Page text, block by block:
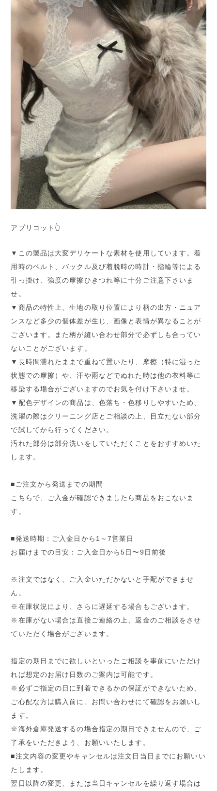
アプリコット👆
▼この製品は大変デリケートな素材を使用しています。着
用時のベルト、バックル及び着脱時の時計・指輪等による
引っ掛け、強度の摩擦ひきつれ等に十分ご注意下さいま
せ。
▼商品の特性上、生地の取り位置により柄の出方・ニュア
ンスなど多少の個体差が生じ、画像と表情が異なることが
ございます。また柄が縫い合わせ部分で必ずしも合ってい
ないことがございます。
▼長時間濡れたままで重ねて置いたり、摩擦（特に湿った
状態での摩擦）や、汗や雨などでぬれた時は他の衣料等に
移染する場合がございますのでお気を付け下さいませ。
▼配色デザインの商品は、色落ち・色移りしやすいため、
洗濯の際はクリーニング店とご相談の上、目立たない部分
で試してから行ってください。
汚れた部分は部分洗いをしていただくことをおすすめいた
します。
■ご注文から発送までの期間
こちらで、ご入金が確認できましたら商品をおこないま
す。
■発送時期：ご入金日から1～7営業日
お届けまでの目安：ご入金日から5日〜9日前後
※注文ではなく、ご入金いただかないと手配ができませ
ん。
※在庫状況により、さらに遅延する場合もございます。
※在庫がない場合は直接ご連絡の上、返金のご相談をさせ
ていただく場合がございます。
指定の期日までに欲しいといったご相談を事前にいただけ
れば想定のお届け日数のご案内は可能です。
※必ずご指定の日に到着できるかの保証ができないため、
ご心配な方は購入前に、お問い合わせにて確認をお願いし
ます。
※海外倉庫発送するの場合指定の期日できませんので、ご
了承をいただきよう、お願いいたします。
■注文内容の変更やキャンセルは注文日当日までにお願いい
たします。
翌日以降の変更、または当日キャンセルを繰り返す場合は